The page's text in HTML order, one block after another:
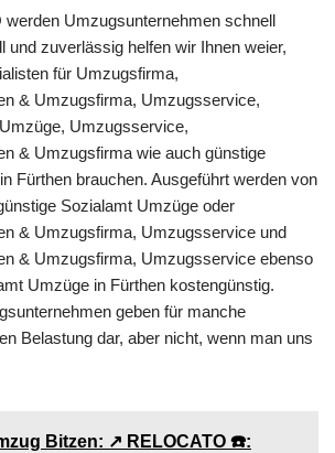
werden Umzugsunternehmen schnell
und zuverlässig helfen wir Ihnen weier,
für Umzugsfirma,
& Umzugsfirma, Umzugsservice,
Umzugsservice,
& Umzugsfirma wie auch günstige
Fürthen brauchen. Ausgeführt werden von
Sozialamt Umzüge oder
& Umzugsfirma, Umzugsservice und
& Umzugsfirma, Umzugsservice ebenso
Umzüge in Fürthen kostengünstig.
geben für manche
Belastung dar, aber nicht, wenn man uns
Bitzen: ↗️ RELOCATO ☎️: